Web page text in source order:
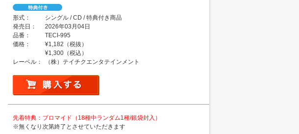
形式：
シングル / CD / 特典付き商品
発売日：
2026年03月04日
品番：
TECI-995
価格：
¥1,182（税抜）
¥1,300（税込）
レーベル：
（株）テイチクエンタテインメント
先着特典：ブロマイド（18種中ランダム1種/銀袋封入）
※無くなり次第終了とさせていただきます